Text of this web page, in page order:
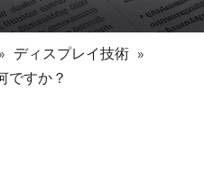
» ディスプレイ技術 »
ですか？